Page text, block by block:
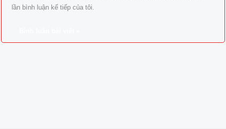
lần bình luận kế tiếp của tôi.